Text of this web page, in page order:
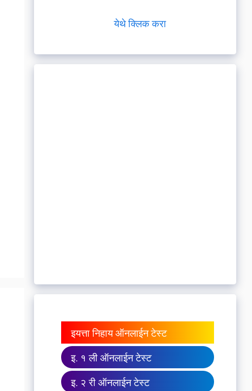
येथे क्लिक करा
इयत्ता निहाय ऑनलाईन टेस्ट
इ. १ ली ऑनलाईन टेस्ट
इ. २ री ऑनलाईन टेस्ट